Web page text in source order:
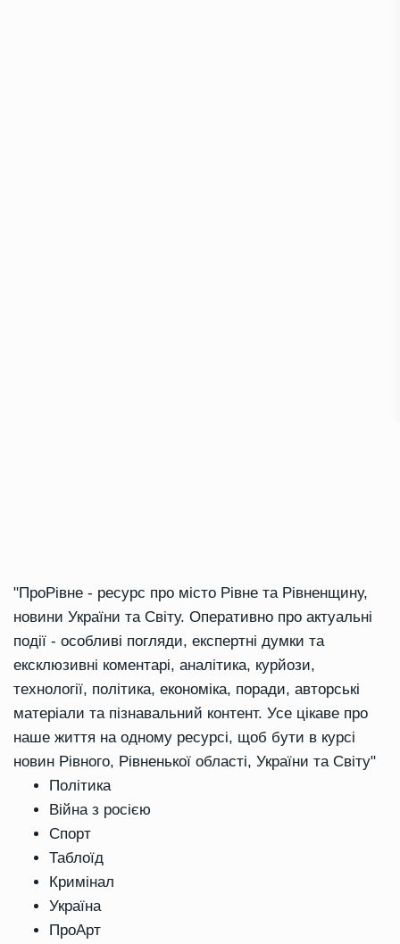
"ПроРівне - ресурс про місто Рівне та Рівненщину,
новини України та Світу. Оперативно про актуальні
події - особливі погляди, експертні думки та
ексклюзивні коментарі, аналітика, курйози,
технології, політика, економіка, поради, авторські
матеріали та пізнавальний контент. Усе цікаве про
наше життя на одному ресурсі, щоб бути в курсі
новин Рівного, Рівненької області, України та Світу"
Політика
Війна з росією
Спорт
Таблоїд
Кримінал
Україна
ПроАрт